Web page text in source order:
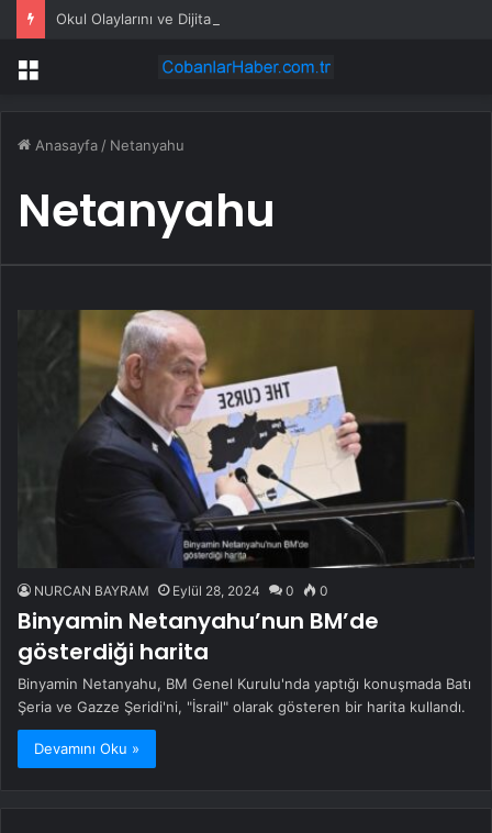
Menü
Anasayfa / Netanyahu
Netanyahu
NURCAN BAYRAM Eylül 28, 2024 0 0
Binyamin Netanyahu’nun BM’de
gösterdiği harita
Binyamin Netanyahu, BM Genel Kurulu'nda yaptığı konuşmada Batı
Şeria ve Gazze Şeridi'ni, "İsrail" olarak gösteren bir harita kullandı.
Devamını Oku »